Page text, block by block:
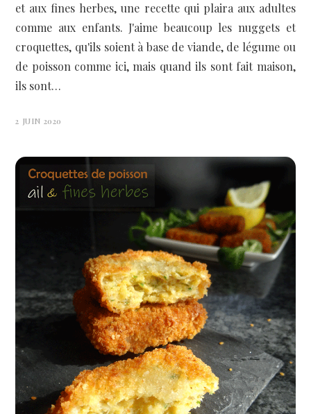
et aux fines herbes, une recette qui plaira aux adultes
comme aux enfants. J'aime beaucoup les nuggets et
croquettes, qu'ils soient à base de viande, de légume ou
de poisson comme ici, mais quand ils sont fait maison,
ils sont…
2 JUIN 2020